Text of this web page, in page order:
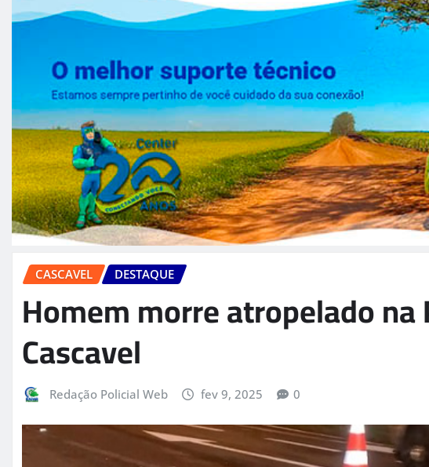
CASCAVEL DESTAQUE
Homem morre atropelado na
Cascavel
Redação Policial Web fev 9, 2025 0